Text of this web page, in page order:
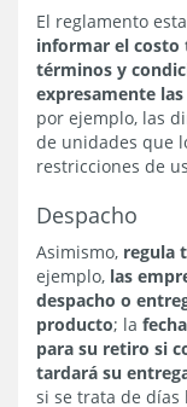
El reglamento
informar el costo
términos y
expresamente
por ejemplo, las
de unidades que
restricciones de
Despacho
Asimismo, regula
ejemplo, las
despacho o
producto; la
para su retiro si
tardará su
si se trata de días